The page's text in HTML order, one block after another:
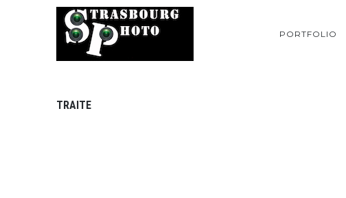
PORTFOLIO
TRAITE